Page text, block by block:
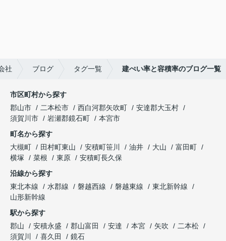
社 ブログ タグ一覧 建ぺい率と容積率のブログ一覧
市区町村から探す
郡山市
二本松市 西白河郡矢吹町
安達郡大玉村
須賀川市
岩瀬郡鏡石町
本宮市
町名から探す
大槻町
田村町東山 安積町笹川 油井 大山
富田町
横塚
菜根 東原
安積町長久保
沿線から探す
東北本線
水郡線 磐越西線 磐越東線
東北新幹線
山形新幹線
駅から探す
郡山
安積永盛 郡山富田 安達 本宮 矢吹
二本松
須賀川
喜久田 鏡石